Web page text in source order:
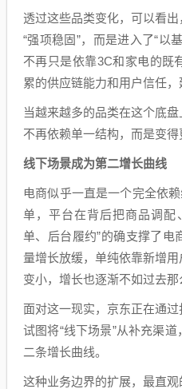
透过这些品类变化，可以看
“强项稳固”，而是进入了“以
不再只是依靠3C和家电的既
累的供应链能力和用户信任，
当越来越多的品类在这个底
不再依赖单一结构，而是变得
线下场景成为第二增长曲线
电商似乎一直是一个完全依
单，平台在背后把商品调配
单、后台履约”的确支撑了电
量增长放缓，单纯依靠新增
变小，增长也逐渐不如过去那
面对这一现实，京东正在通过
试图将“线下场景”从补充渠
二条增长曲线。
这种业务边界的扩展，最直